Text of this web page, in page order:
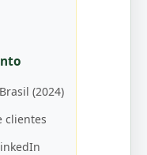
Brasil (2024)
clientes